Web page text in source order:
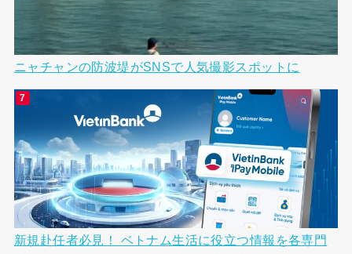
ニャチャンの防波堤がSNSで人気撮影スポットに
新規赴任者必見！ ベトナム生活に役立つ情報を各専門